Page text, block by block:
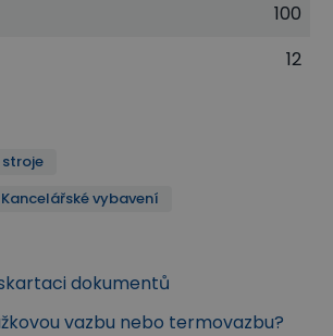
100
12
Kancelářské vybavení
dokumentů
vazbu nebo termovazbu?